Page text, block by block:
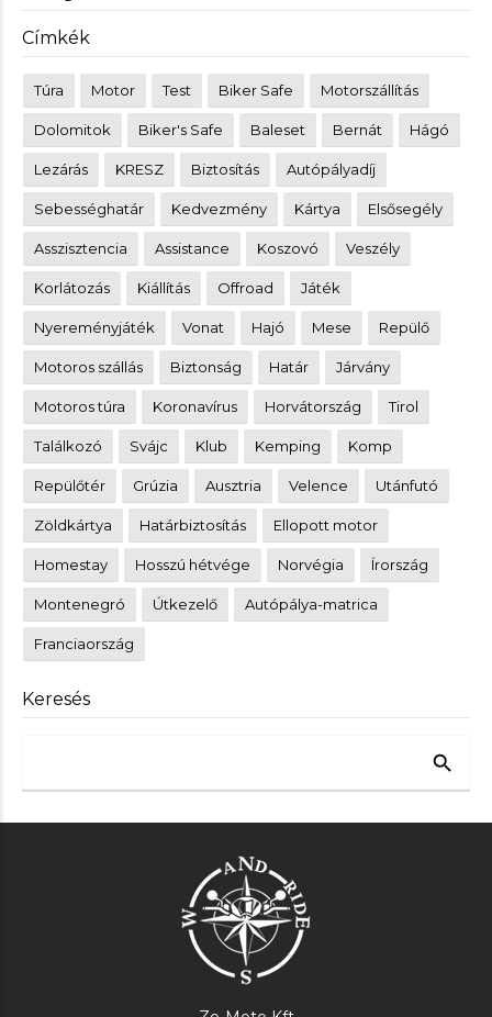
Címkék
Túra Motor Test Biker Safe Motorszállítás
Dolomitok Biker's Safe Baleset Bernát Hágó
Lezárás KRESZ Biztosítás Autópályadíj
Sebességhatár Kedvezmény Kártya Elsősegély
Asszisztencia Assistance Koszovó Veszély
Korlátozás Kiállítás Offroad Játék
Nyereményjáték Vonat Hajó Mese Repülő
Motoros szállás Biztonság Határ Járvány
Motoros túra Koronavírus Horvátország Tirol
Találkozó Svájc Klub Kemping Komp
Repülőtér Grúzia Ausztria Velence Utánfutó
Zöldkártya Határbiztosítás Ellopott motor
Homestay Hosszú hétvége Norvégia Írország
Montenegró Útkezelő Autópálya-matrica
Franciaország
Keresés
search